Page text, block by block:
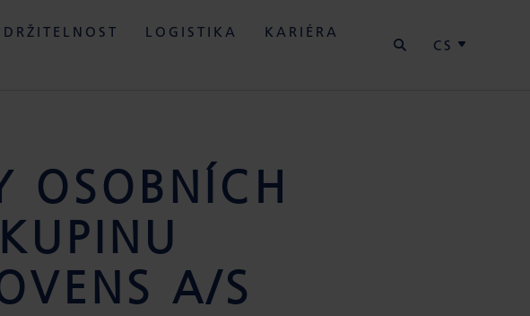
LOGISTIKA
KARIÉRA
CS
OSOBNÍCH
A/S